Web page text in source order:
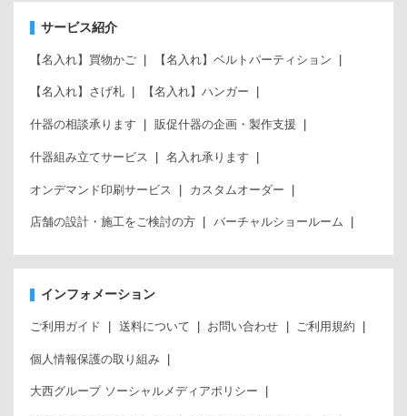
サービス紹介
【名入れ】買物かご 【名入れ】ベルトパーティション
【名入れ】さげ札 【名入れ】ハンガー
什器の相談承ります 販促什器の企画・製作支援
什器組み立てサービス 名入れ承ります
オンデマンド印刷サービス カスタムオーダー
店舗の設計・施工をご検討の方 バーチャルショールーム
インフォメーション
ご利用ガイド 送料について お問い合わせ ご利用規約
個人情報保護の取り組み
大西グループ ソーシャルメディアポリシー